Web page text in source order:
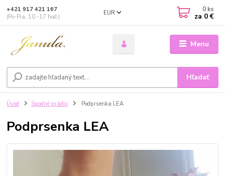
Menu
EUR
Hľadať
+421 917 421 167
(Po-Pia, 10 -17 hod.)
0 ks
za 0 €
Úvod Spodné prádlo Podprsenka LEA
Podprsenka LEA